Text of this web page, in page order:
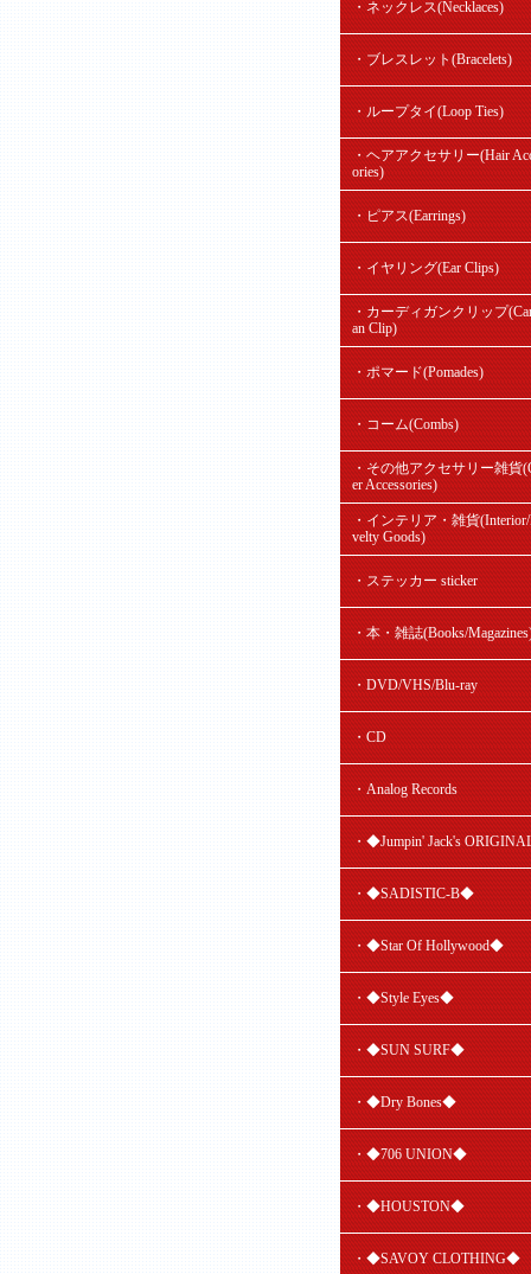
・ネックレス(Necklaces)
・ブレスレット(Bracelets)
・ループタイ(Loop Ties)
・ヘアアクセサリー(Hair
ories)
・ピアス(Earrings)
・イヤリング(Ear Clips)
・カーディガンクリップ
an Clip)
・ポマード(Pomades)
・コーム(Combs)
・その他アクセサリー雑貨
er Accessories)
・インテリア・雑貨
velty Goods)
・ステッカー sticker
・本・雑誌(Books/
・DVD/VHS/Blu-ray
・CD
・Analog Records
・◆Jumpin' Jack's
・◆SADISTIC-B◆
・◆Star Of Hollywood◆
・◆Style Eyes◆
・◆SUN SURF◆
・◆Dry Bones◆
・◆706 UNION◆
・◆HOUSTON◆
・◆SAVOY CLOTHING◆